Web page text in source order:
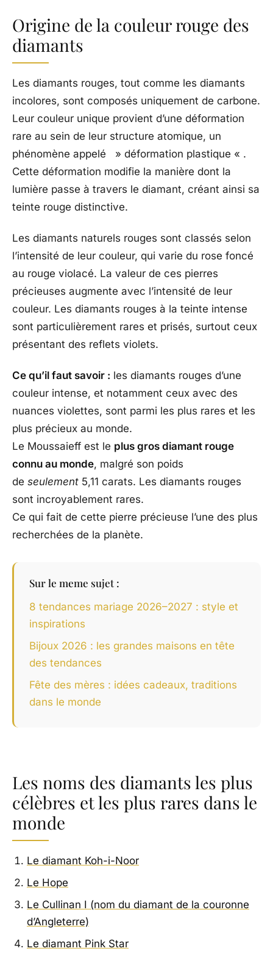
Origine de la couleur rouge des
diamants
Les diamants rouges, tout comme les diamants
incolores, sont composés uniquement de carbone.
Leur couleur unique provient d’une déformation
rare au sein de leur structure atomique, un
phénomène appelé » déformation plastique « .
Cette déformation modifie la manière dont la
lumière passe à travers le diamant, créant ainsi sa
teinte rouge distinctive.
Les diamants naturels rouges sont classés selon
l’intensité de leur couleur, qui varie du rose foncé
au rouge violacé. La valeur de ces pierres
précieuses augmente avec l’intensité de leur
couleur. Les diamants rouges à la teinte intense
sont particulièrement rares et prisés, surtout ceux
présentant des reflets violets.
Ce qu’il faut savoir : les diamants rouges d’une
couleur intense, et notamment ceux avec des
nuances violettes, sont parmi les plus rares et les
plus précieux au monde.
Le Moussaieff est le plus gros diamant rouge
connu au monde, malgré son poids
de seulement 5,11 carats. Les diamants rouges
sont incroyablement rares.
Ce qui fait de cette pierre précieuse l’une des plus
recherchées de la planète.
Sur le meme sujet :
8 tendances mariage 2026–2027 : style et
inspirations
Bijoux 2026 : les grandes maisons en tête
des tendances
Fête des mères : idées cadeaux, traditions
dans le monde
Les noms des diamants les plus
célèbres et les plus rares dans le
monde
Le diamant Koh-i-Noor
Le Hope
Le Cullinan I (nom du diamant de la couronne
d’Angleterre)
Le diamant Pink Star